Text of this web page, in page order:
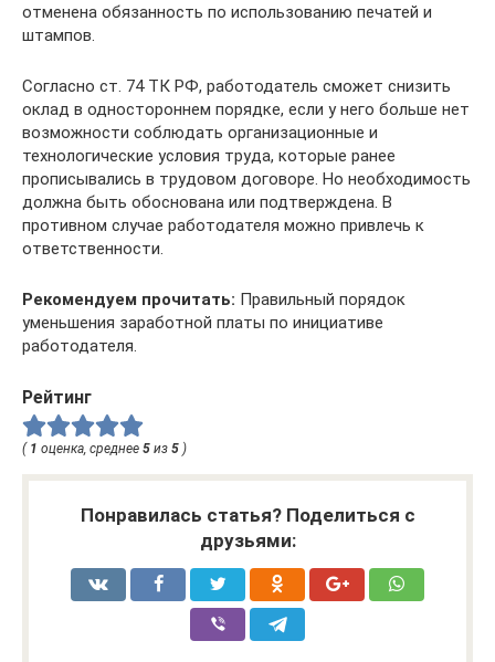
отменена обязанность по использованию печатей и
штампов.
Согласно ст. 74 ТК РФ, работодатель сможет снизить
оклад в одностороннем порядке, если у него больше нет
возможности соблюдать организационные и
технологические условия труда, которые ранее
прописывались в трудовом договоре. Но необходимость
должна быть обоснована или подтверждена. В
противном случае работодателя можно привлечь к
ответственности.
Рекомендуем прочитать: Правильный порядок
уменьшения заработной платы по инициативе
работодателя.
Рейтинг
( 1 оценка, среднее 5 из 5 )
Понравилась статья? Поделиться с
друзьями: